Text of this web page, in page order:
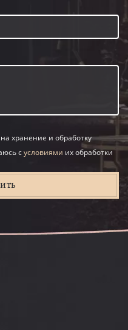
хранение и обработку
сусловиями их обработки